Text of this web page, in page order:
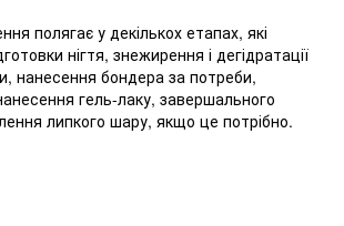
полягає у декількох етапах, які
нігтя, знежирення і дегідратації
нанесення бондера за потреби,
гель-лаку, завершального
липкого шару, якщо це потрібно.